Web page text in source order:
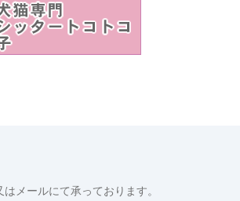
メールにて承っております。